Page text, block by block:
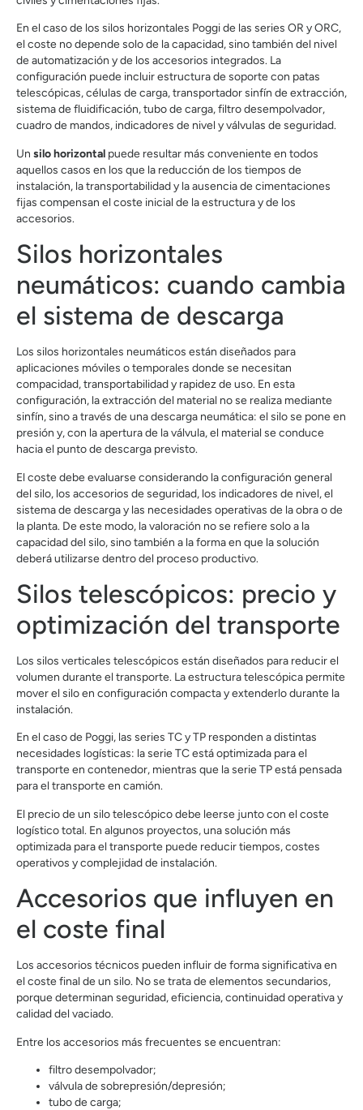
En el caso de los silos horizontales Poggi de las series OR y ORC,
el coste no depende solo de la capacidad, sino también del nivel
de automatización y de los accesorios integrados. La
configuración puede incluir estructura de soporte con patas
telescópicas, células de carga, transportador sinfín de extracción,
sistema de fluidificación, tubo de carga, filtro desempolvador,
cuadro de mandos, indicadores de nivel y válvulas de seguridad.
Un silo horizontal puede resultar más conveniente en todos
aquellos casos en los que la reducción de los tiempos de
instalación, la transportabilidad y la ausencia de cimentaciones
fijas compensan el coste inicial de la estructura y de los
accesorios.
Silos horizontales
neumáticos: cuando cambia
el sistema de descarga
Los silos horizontales neumáticos están diseñados para
aplicaciones móviles o temporales donde se necesitan
compacidad, transportabilidad y rapidez de uso. En esta
configuración, la extracción del material no se realiza mediante
sinfín, sino a través de una descarga neumática: el silo se pone en
presión y, con la apertura de la válvula, el material se conduce
hacia el punto de descarga previsto.
El coste debe evaluarse considerando la configuración general
del silo, los accesorios de seguridad, los indicadores de nivel, el
sistema de descarga y las necesidades operativas de la obra o de
la planta. De este modo, la valoración no se refiere solo a la
capacidad del silo, sino también a la forma en que la solución
deberá utilizarse dentro del proceso productivo.
Silos telescópicos: precio y
optimización del transporte
Los silos verticales telescópicos están diseñados para reducir el
volumen durante el transporte. La estructura telescópica permite
mover el silo en configuración compacta y extenderlo durante la
instalación.
En el caso de Poggi, las series TC y TP responden a distintas
necesidades logísticas: la serie TC está optimizada para el
transporte en contenedor, mientras que la serie TP está pensada
para el transporte en camión.
El precio de un silo telescópico debe leerse junto con el coste
logístico total. En algunos proyectos, una solución más
optimizada para el transporte puede reducir tiempos, costes
operativos y complejidad de instalación.
Accesorios que influyen en
el coste final
Los accesorios técnicos pueden influir de forma significativa en
el coste final de un silo. No se trata de elementos secundarios,
porque determinan seguridad, eficiencia, continuidad operativa y
calidad del vaciado.
Entre los accesorios más frecuentes se encuentran:
filtro desempolvador;
válvula de sobrepresión/depresión;
tubo de carga;